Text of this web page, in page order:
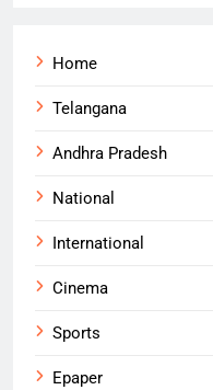
Home
Telangana
Andhra Pradesh
National
International
Cinema
Sports
Epaper